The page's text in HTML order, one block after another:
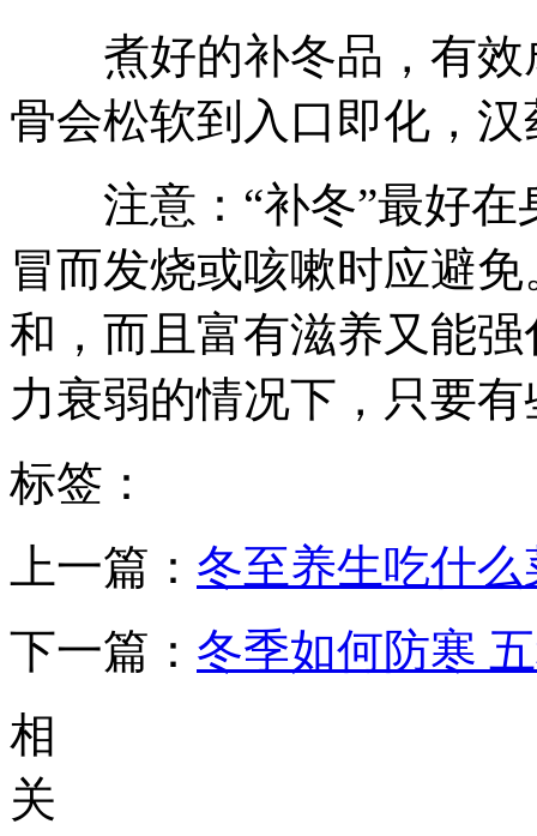
煮好的补冬品，有效
骨会松软到入口即化，
注意：“补冬”最好在
冒而发烧或咳嗽时应避
和，而且富有滋养又能
力衰弱的情况下，只要
标签：
上一篇： 冬至养生吃什
下一篇： 冬季如何防寒
相
关